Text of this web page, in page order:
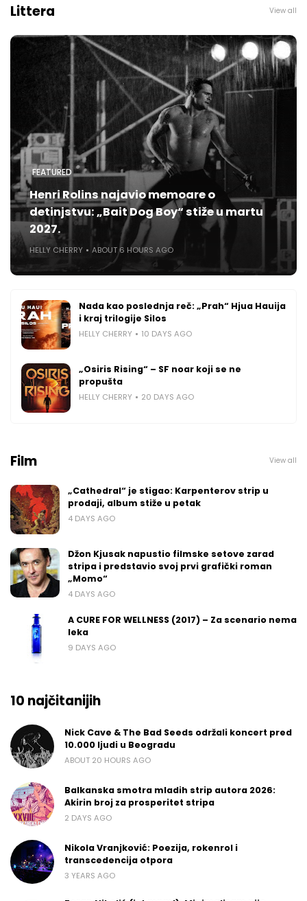
Littera View all
FEATURED
Henri Rolins najavio memoare o
detinjstvu: „Bait Dog Boy“ stiže u martu
2027.
HELLY CHERRY ABOUT 6 HOURS AGO
Nada kao poslednja reč: „Prah“ Hjua Hauija
i kraj trilogije Silos
HELLY CHERRY 10 DAYS AGO
„Osiris Rising“ – SF noar koji se ne
propušta
HELLY CHERRY 20 DAYS AGO
Film View all
„Cathedral“ je stigao: Karpenterov strip u
prodaji, album stiže u petak
4 DAYS AGO
Džon Kjusak napustio filmske setove zarad
stripa i predstavio svoj prvi grafički roman
„Momo“
4 DAYS AGO
A CURE FOR WELLNESS (2017) – Za scenario nema
leka
9 DAYS AGO
10 najčitanijih
Nick Cave & The Bad Seeds održali koncert pred
10.000 ljudi u Beogradu
ABOUT 20 HOURS AGO
Balkanska smotra mladih strip autora 2026:
Akirin broj za prosperitet stripa
2 DAYS AGO
Nikola Vranjković: Poezija, rokenrol i
transcedencija otpora
3 YEARS AGO